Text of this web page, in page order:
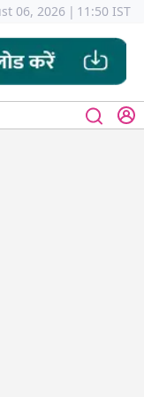
06, 2026 | 11:50 IST